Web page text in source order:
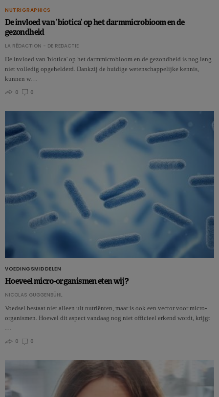
NUTRIGRAPHICS
De invloed van ‘biotica’ op het darmmicrobioom en de
gezondheid
LA RÉDACTION - DE REDACTIE
De invloed van 'biotica' op het darmmicrobioom en de gezondheid is nog lang
niet volledig opgehelderd. Dankzij de huidige wetenschappelijke kennis,
kunnen w…
0
0
VOEDINGSMIDDELEN
Hoeveel micro-organismen eten wij?
NICOLAS GUGGENBÜHL
Voedsel bestaat niet alleen uit nutriënten, maar is ook een vector voor micro-
organismen. Hoewel dit aspect vandaag nog niet officieel erkend wordt, krijgt
…
0
0